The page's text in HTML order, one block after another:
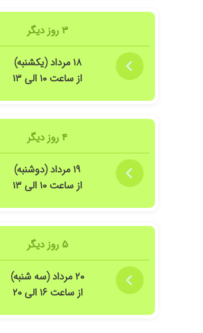
۳ روز دیگر
۱۸ مرداد (یکشنبه)
از ساعت ۱۰ الی ۱۳
۴ روز دیگر
۱۹ مرداد (دوشنبه)
از ساعت ۱۰ الی ۱۳
۵ روز دیگر
۲۰ مرداد (سه شنبه)
از ساعت ۱۶ الی ۲۰